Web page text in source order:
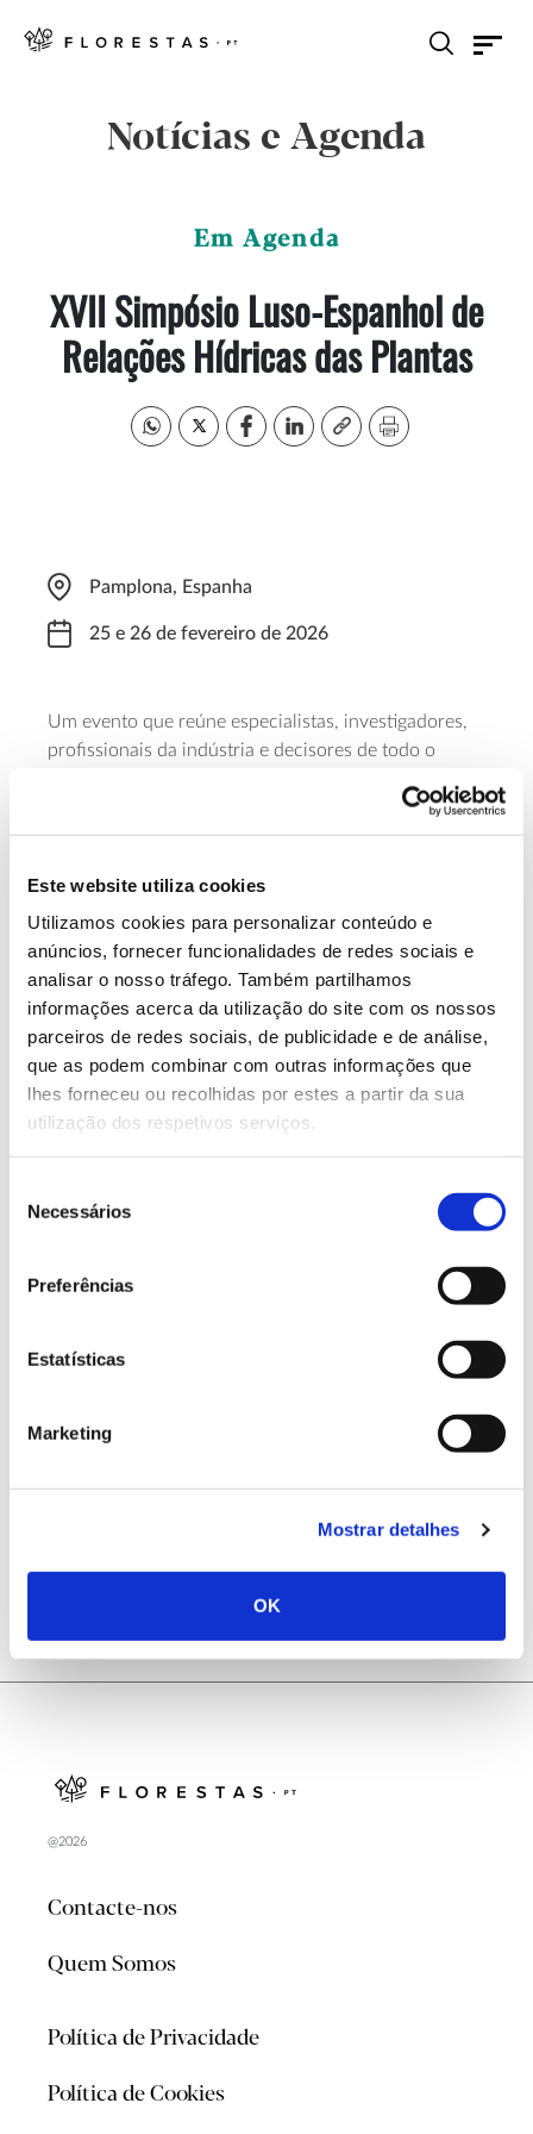
Este website utiliza cookies
Utilizamos cookies para personalizar conteúdo e
anúncios, fornecer funcionalidades de redes sociais e
analisar o nosso tráfego. Também partilhamos
informações acerca da utilização do site com os nossos
parceiros de redes sociais, de publicidade e de análise,
que as podem combinar com outras informações que
lhes forneceu ou recolhidas por estes a partir da sua
utilização dos respetivos serviços.
Necessários
Preferências
Estatísticas
Marketing
Mostrar detalhes
OK
Notícias e Agenda
Em Agenda
XVII Simpósio Luso-Espanhol de
Relações Hídricas das Plantas
Pamplona, Espanha
25 e 26 de fevereiro de 2026
Um evento que reúne especialistas, investigadores,
profissionais da indústria e decisores de todo o
relações água-planta e a sua relevância para os
desafios do ambiente e da produtividade agrícola e
Saber mais
13.07.2026
Genoma do priolo e de outras espécies em risco:
conhecer para conservar
02.07.2026
Registar galhas de Trichi em acácia-das-espigas:
cidadãos chamados a ajudar
Natureza e florestas procuram jovens voluntários
no verão 2026
@2026
Contacte-nos
Quem Somos
Política de Privacidade
Política de Cookies